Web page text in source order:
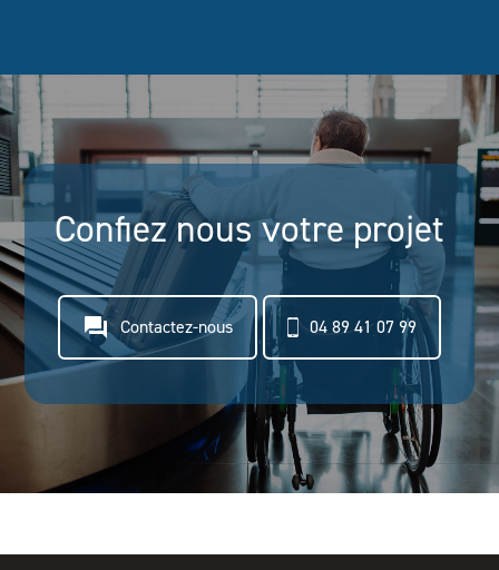
Confiez nous votre projet
question_answer Contactez-nous 04 89 41 07 99